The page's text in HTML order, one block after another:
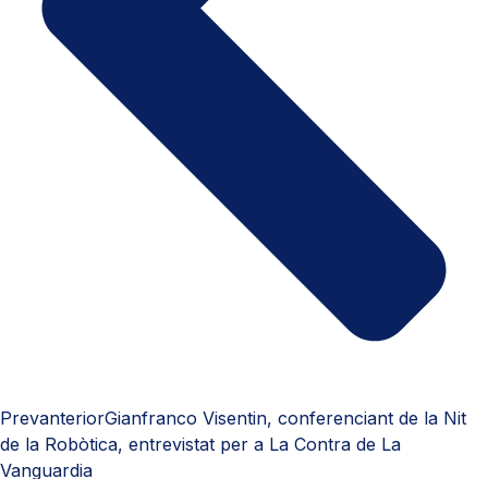
PrevanteriorGianfranco Visentin, conferenciant de la Nit
de la Robòtica, entrevistat per a La Contra de La
Vanguardia